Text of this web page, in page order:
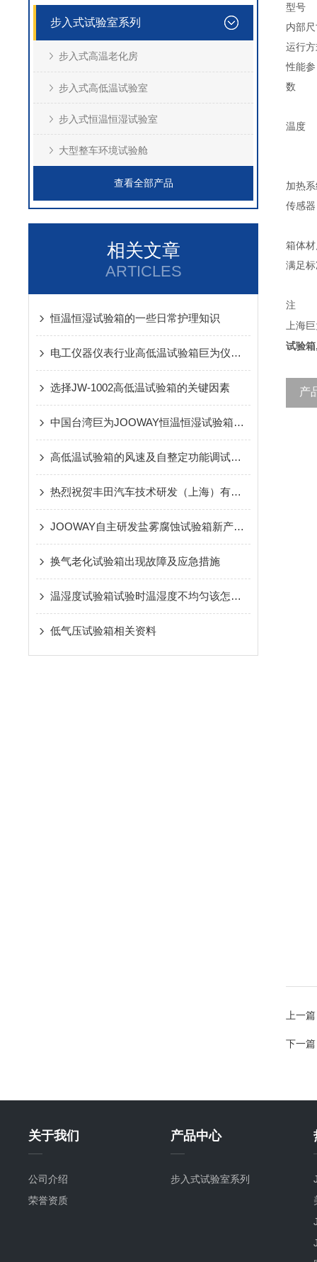
步入式试验室系列
步入式高温老化房
步入式高低温试验室
步入式恒温恒湿试验室
大型整车环境试验舱
查看全部产品
相关文章
ARTICLES
恒温恒湿试验箱的一些日常护理知识
电工仪器仪表行业高低温试验箱巨为仪器生产情况及未来行情走势分析
选择JW-1002高低温试验箱的关键因素
中国台湾巨为JOOWAY恒温恒湿试验箱的*系统的工作原理
高低温试验箱的风速及自整定功能调试方法
热烈祝贺丰田汽车技术研发（上海）有限公司与巨为仪器合作
JOOWAY自主研发盐雾腐蚀试验箱新产物怎样博得市场
换气老化试验箱出现故障及应急措施
温湿度试验箱试验时温湿度不均匀该怎么办呢？
低气压试验箱相关资料
型号
内部
运行
性能参
数
温度
加热
传感器
箱体
满足
注
上海
试验
产
上一
下一
关于我们
公司介绍
荣誉资质
产品中心
步入式试验室系列